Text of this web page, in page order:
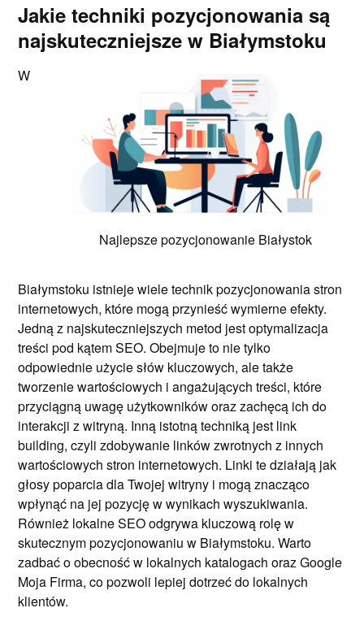
Jakie techniki pozycjonowania są
najskuteczniejsze w Białymstoku
Najlepsze pozycjonowanie Białystok
W
Białymstoku istnieje wiele technik pozycjonowania stron
internetowych, które mogą przynieść wymierne efekty.
Jedną z najskuteczniejszych metod jest optymalizacja
treści pod kątem SEO. Obejmuje to nie tylko
odpowiednie użycie słów kluczowych, ale także
tworzenie wartościowych i angażujących treści, które
przyciągną uwagę użytkowników oraz zachęcą ich do
interakcji z witryną. Inną istotną techniką jest link
building, czyli zdobywanie linków zwrotnych z innych
wartościowych stron internetowych. Linki te działają jak
głosy poparcia dla Twojej witryny i mogą znacząco
wpłynąć na jej pozycję w wynikach wyszukiwania.
Również lokalne SEO odgrywa kluczową rolę w
skutecznym pozycjonowaniu w Białymstoku. Warto
zadbać o obecność w lokalnych katalogach oraz Google
Moja Firma, co pozwoli lepiej dotrzeć do lokalnych
klientów.